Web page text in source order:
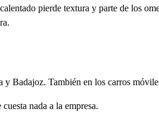
pierde textura y parte de los
Badajoz. También en los carros
nada a la empresa.